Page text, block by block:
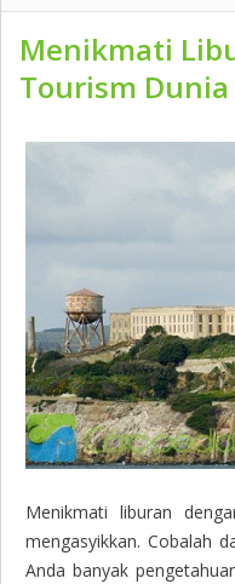
Menikmati
Tourism Dunia
Menikmati liburan
mengasyikkan. Cobalah
Anda banyak